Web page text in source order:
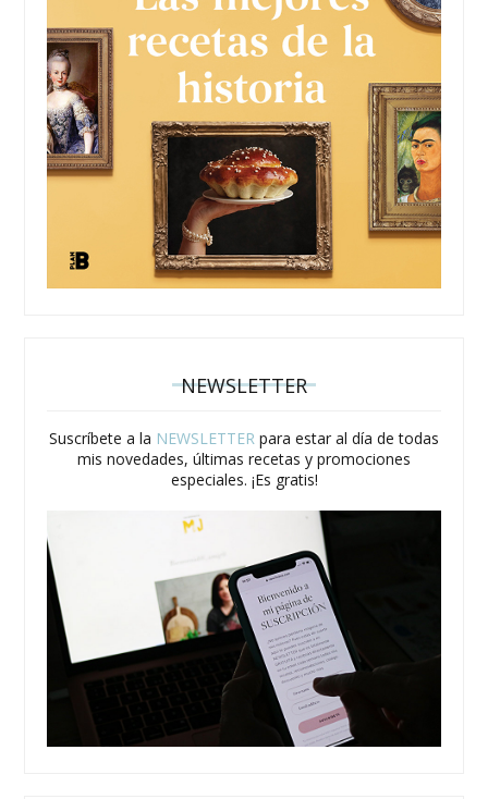
NEWSLETTER
Suscríbete a la NEWSLETTER para estar al día de todas
mis novedades, últimas recetas y promociones
especiales. ¡Es gratis!